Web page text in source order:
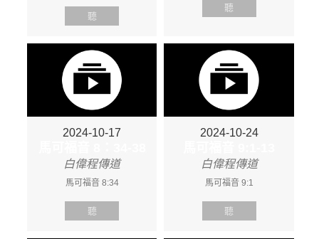
聽
聽
2024-10-17
白偉程傳道
馬可福音 8:34
聽
2024-10-24
白偉程傳道
馬可福音 9:1
聽